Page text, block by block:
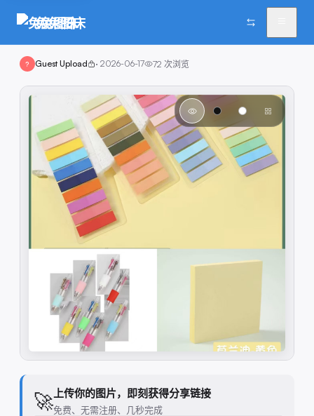
兔兔图床
? Guest Upload · 2026-06-17 72 次浏览
🚀上传你的图片，即刻获得分享链接
免费、无需注册、几秒完成